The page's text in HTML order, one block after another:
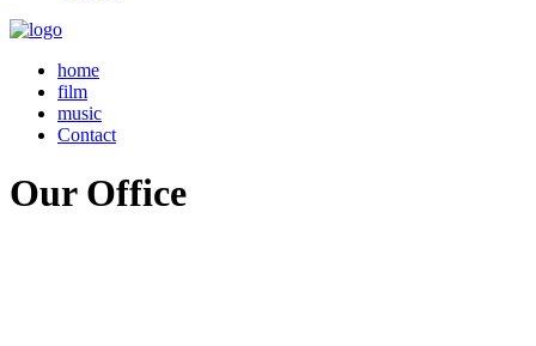
home
film
music
Contact
Our Office